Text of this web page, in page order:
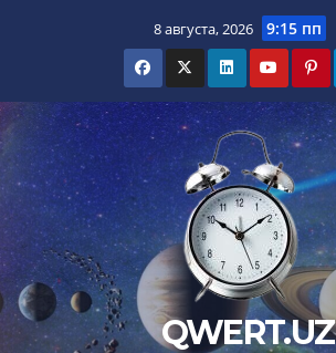
8 августа, 2026 9:15 пп
QWERT.UZ